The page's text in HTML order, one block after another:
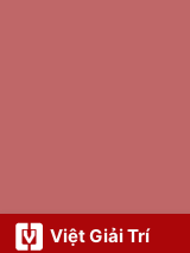
Việt Giải Trí